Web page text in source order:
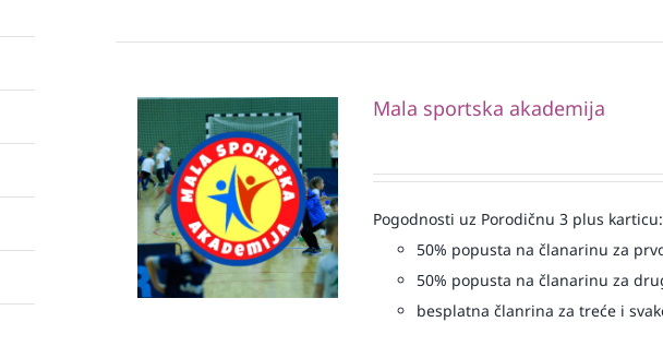
Mala sportska akademija
Pogodnosti uz Porodičnu 3 plus karticu:
50% popusta na članarinu za
50% popusta na članarinu za
besplatna članrina za treće i